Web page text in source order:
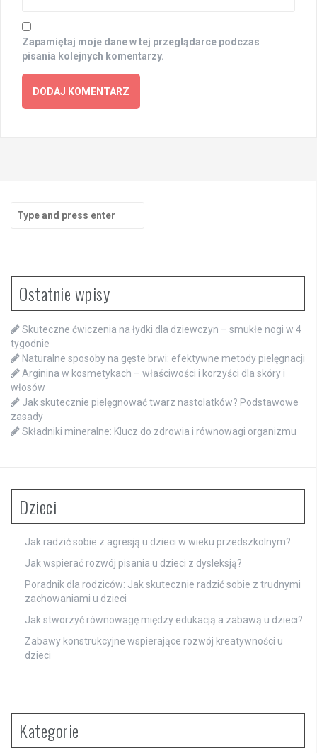
Zapamiętaj moje dane w tej przeglądarce podczas
pisania kolejnych komentarzy.
Search
for:
Ostatnie wpisy
Skuteczne ćwiczenia na łydki dla dziewczyn – smukłe nogi w 4
tygodnie
Naturalne sposoby na gęste brwi: efektywne metody pielęgnacji
Arginina w kosmetykach – właściwości i korzyści dla skóry i
włosów
Jak skutecznie pielęgnować twarz nastolatków? Podstawowe
zasady
Składniki mineralne: Klucz do zdrowia i równowagi organizmu
Dzieci
Jak radzić sobie z agresją u dzieci w wieku przedszkolnym?
Jak wspierać rozwój pisania u dzieci z dysleksją?
Poradnik dla rodziców: Jak skutecznie radzić sobie z trudnymi
zachowaniami u dzieci
Jak stworzyć równowagę między edukacją a zabawą u dzieci?
Zabawy konstrukcyjne wspierające rozwój kreatywności u
dzieci
Kategorie